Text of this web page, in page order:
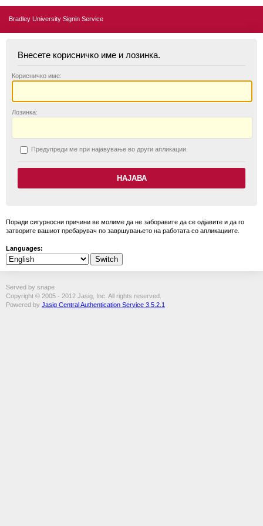
Bradley University Signin Service
Внесете корисничко име и лозинка.
Корисничко име:
Лозинка:
Предупреди ме при најавување во други апликации.
Поради сигурносни причини ве молиме да не заборавите да се одјавите и да го
затворите вашиот пребарувач по завршувањето на работата со апликациите.
Languages:
Served by snape
Copyright © 2005 - 2012 Jasig, Inc. All rights reserved.
Powered by Jasig Central Authentication Service 3.5.2.1